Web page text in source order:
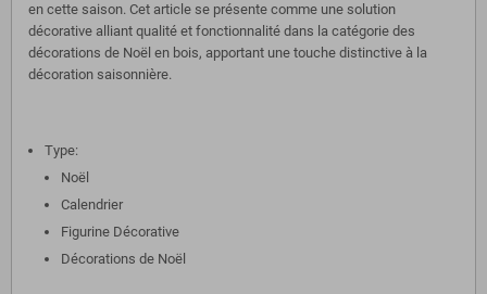
en cette saison. Cet article se présente comme une solution
décorative alliant qualité et fonctionnalité dans la catégorie des
décorations de Noël en bois, apportant une touche distinctive à la
décoration saisonnière.
Type:
Noël
Calendrier
Figurine Décorative
Décorations de Noël